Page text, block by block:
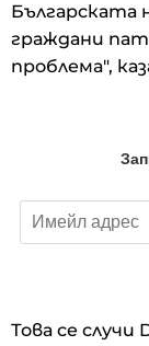
Българската
граждани
проблема",
Това се случи